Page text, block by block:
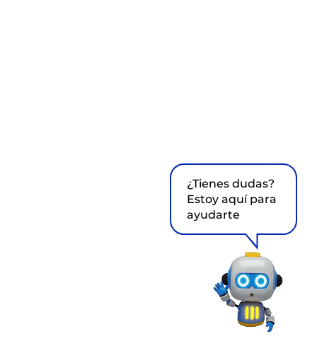
¿Tienes dudas?
Estoy aquí para
ayudarte